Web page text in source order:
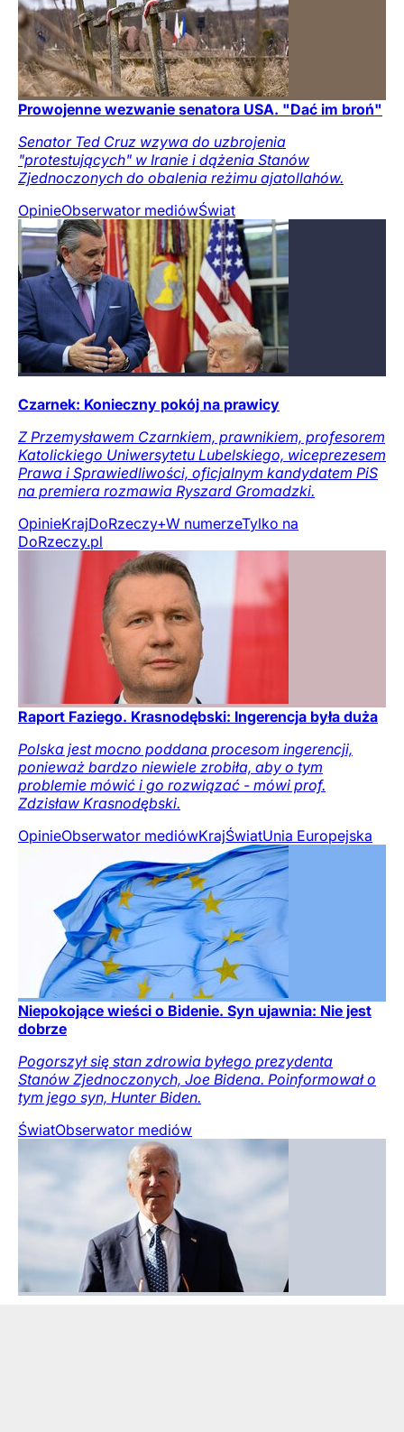
Prowojenne wezwanie senatora USA. "Dać im broń"
Senator Ted Cruz wzywa do uzbrojenia
"protestujących" w Iranie i dążenia Stanów
Zjednoczonych do obalenia reżimu ajatollahów.
OpinieObserwator mediówŚwiat
Czarnek: Konieczny pokój na prawicy
Z Przemysławem Czarnkiem, prawnikiem, profesorem
Katolickiego Uniwersytetu Lubelskiego, wiceprezesem
Prawa i Sprawiedliwości, oficjalnym kandydatem PiS
na premiera rozmawia Ryszard Gromadzki.
OpinieKrajDoRzeczy+W numerzeTylko na
DoRzeczy.pl
Raport Faziego. Krasnodębski: Ingerencja była duża
Polska jest mocno poddana procesom ingerencji,
ponieważ bardzo niewiele zrobiła, aby o tym
problemie mówić i go rozwiązać - mówi prof.
Zdzisław Krasnodębski.
OpinieObserwator mediówKrajŚwiatUnia Europejska
Niepokojące wieści o Bidenie. Syn ujawnia: Nie jest
dobrze
Pogorszył się stan zdrowia byłego prezydenta
Stanów Zjednoczonych, Joe Bidena. Poinformował o
tym jego syn, Hunter Biden.
ŚwiatObserwator mediów